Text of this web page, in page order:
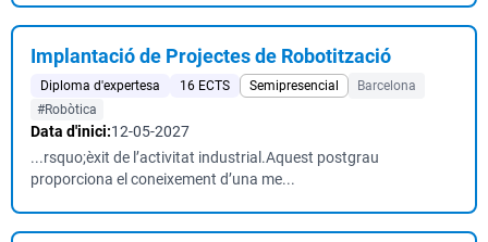
Implantació de Projectes de Robotització
Diploma d'expertesa 16 ECTS Semipresencial
Barcelona
#Robòtica
Data d'inici:12-05-2027
...rsquo;èxit de l’activitat industrial.Aquest postgrau
proporciona el coneixement d’una me...